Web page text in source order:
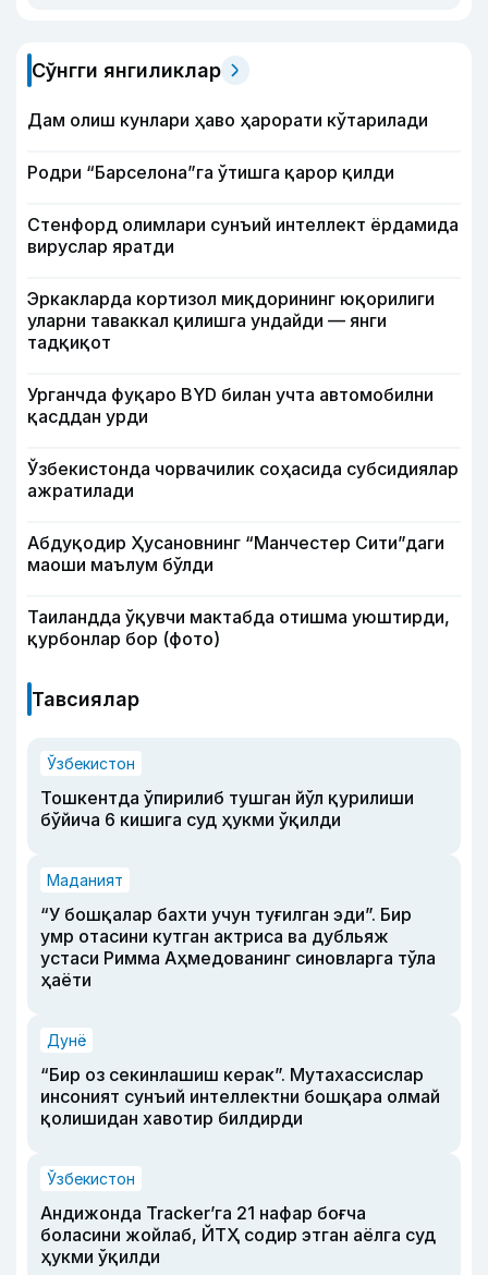
Сўнгги янгиликлар
Дам олиш кунлари ҳаво ҳарорати кўтарилади
Родри “Барселона”га ўтишга қарор қилди
Стенфорд олимлари сунъий интеллект ёрдамида
вируслар яратди
Эркакларда кортизол миқдорининг юқорилиги
уларни таваккал қилишга ундайди — янги
тадқиқот
Урганчда фуқаро BYD билан учта автомобилни
қасддан урди
Ўзбекистонда чорвачилик соҳасида субсидиялар
ажратилади
Абдуқодир Ҳусановнинг “Манчестер Сити”даги
маоши маълум бўлди
Таиландда ўқувчи мактабда отишма уюштирди,
қурбонлар бор (фото)
Тавсиялар
Ўзбекистон
Тошкентда ўпирилиб тушган йўл қурилиши
бўйича 6 кишига суд ҳукми ўқилди
Маданият
“У бошқалар бахти учун туғилган эди”. Бир
умр отасини кутган актриса ва дубльяж
устаси Римма Аҳмедованинг синовларга тўла
ҳаёти
Дунё
“Бир оз секинлашиш керак”. Мутахассислар
инсоният сунъий интеллектни бошқара олмай
қолишидан хавотир билдирди
Ўзбекистон
Андижонда Tracker’га 21 нафар боғча
боласини жойлаб, ЙТҲ содир этган аёлга суд
ҳукми ўқилди